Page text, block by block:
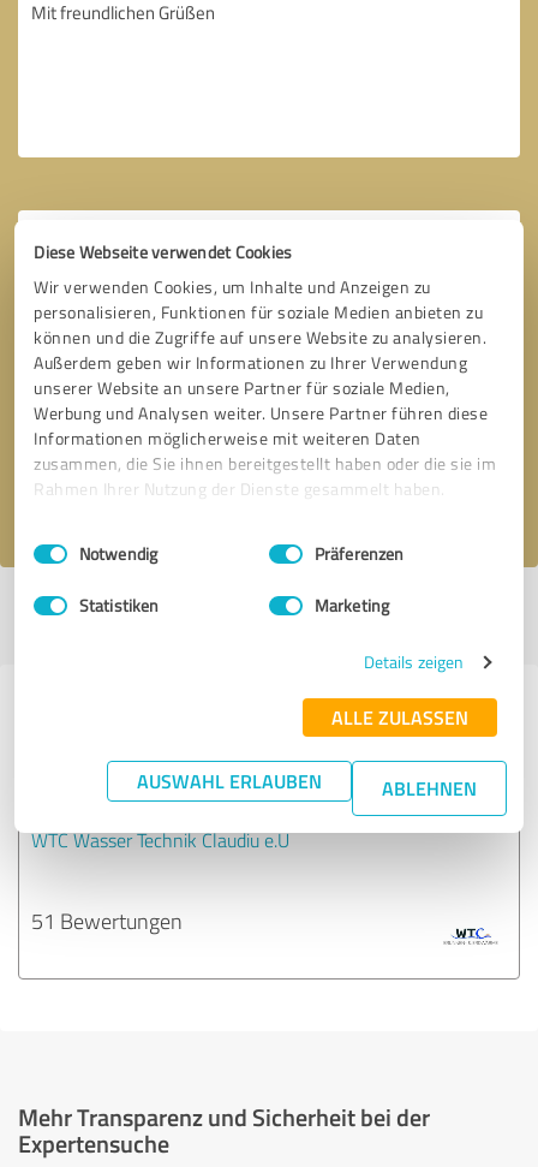
Diese Webseite verwendet Cookies
Wir verwenden Cookies, um Inhalte und Anzeigen zu
personalisieren, Funktionen für soziale Medien anbieten zu
können und die Zugriffe auf unsere Website zu analysieren.
Außerdem geben wir Informationen zu Ihrer Verwendung
unserer Website an unsere Partner für soziale Medien,
Werbung und Analysen weiter. Unsere Partner führen diese
Informationen möglicherweise mit weiteren Daten
zusammen, die Sie ihnen bereitgestellt haben oder die sie im
Rahmen Ihrer Nutzung der Dienste gesammelt haben.
Impressum Datenschutzbestimmungen
Einwilligungsauswahl
Notwendig Präferenzen
Statistiken Marketing
Details zeigen
ALLE ZULASSEN
AUSWAHL ERLAUBEN ABLEHNEN
Bitte um Rückruf * Erforderliche Angaben
Nachricht senden
Ich stimme den Datenschutzbestimmungen zu.
Profil aktiv seit 26.08.2025 | Letzte Aktualisierung: 05.08.2026
Erfahrungen zu weiteren
Anbietern aus dem Bereich
Dienstleistungen
WTC Wasser Technik Claudiu e.U
51 Bewertungen
Mehr Transparenz und Sicherheit bei der
Expertensuche